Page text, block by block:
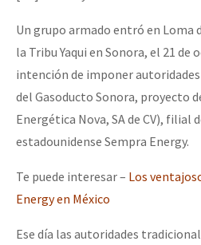
EZLN
La Sexta
AutonomÍa y Resistencia
Presos
Dia 1: Encontro “Guerra contra a
“Sonhando a Terra do Bem Virá” se
Un grupo armado entró en Loma
la Tribu Yaqui en Sonora, el 21 de
intención de imponer
del Gasoducto Sonora, proyecto
Energética Nova, SA de CV), filial
estadounidense Sempra Energy.
Te puede interesar – Los
Energy en México
Ese día las autoridades